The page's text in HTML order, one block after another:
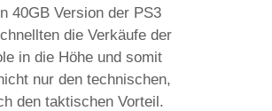
40GB Version der PS3
die Verkäufe der
in die Höhe und somit
nur den technischen,
den taktischen Vorteil.